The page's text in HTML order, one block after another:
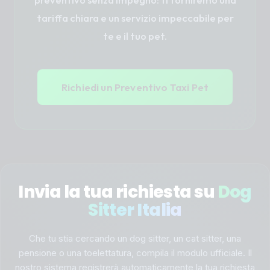
tariffa chiara e un servizio impeccabile per
te e il tuo pet.
Richiedi un Preventivo Taxi Pet
Invia la tua richiesta su Dog
Sitter Italia
Che tu stia cercando un dog sitter, un cat sitter, una
pensione o una toelettatura, compila il modulo ufficiale. Il
nostro sistema registrerà automaticamente la tua richiesta